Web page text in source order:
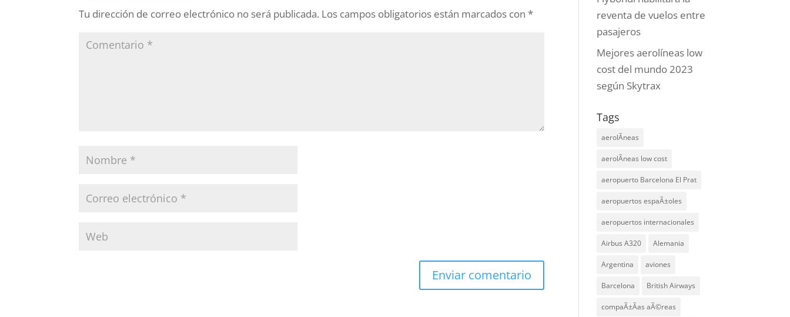
Tu dirección de correo electrónico no será publicada. Los campos obligatorios están marcados con*
reventa de vuelos entre
pasajeros
Mejores aerolíneas low
cost del mundo 2023
según Skytrax
Tags
aerolÃ­neas
aerolÃ­neas low cost
aeropuerto Barcelona El Prat
aeropuertos espaÃ±oles
aeropuertos internacionales
Airbus A320 Alemania
Argentina aviones
Barcelona British Airways
compaÃ±Ã­as aÃ©reas